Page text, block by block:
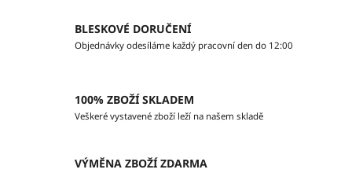
BLESKOVÉ DORUČENÍ
Objednávky odesíláme každý pracovní den do 12:00
100% ZBOŽÍ SKLADEM
Veškeré vystavené zboží leží na našem skladě
VÝMĚNA ZBOŽÍ ZDARMA